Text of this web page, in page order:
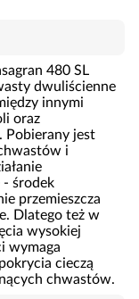
480 SL
dwuliścienne
innymi
oraz
Pobierany jest
i
środek
przemieszcza
Dlatego też w
wysokiej
wymaga
cieczą
chwastów.